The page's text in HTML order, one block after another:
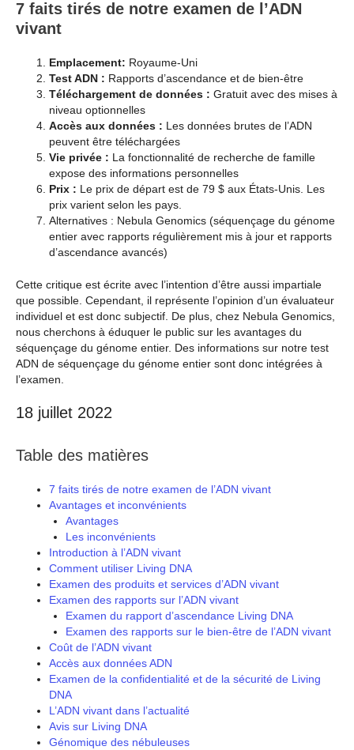
7 faits tirés de notre examen de l’ADN
vivant
Emplacement: Royaume-Uni
Test ADN : Rapports d’ascendance et de bien-être
Téléchargement de données : Gratuit avec des mises à
niveau optionnelles
Accès aux données : Les données brutes de l’ADN
peuvent être téléchargées
Vie privée : La fonctionnalité de recherche de famille
expose des informations personnelles
Prix : Le prix de départ est de 79 $ aux États-Unis. Les
prix varient selon les pays.
Alternatives : Nebula Genomics (séquençage du génome
entier avec rapports régulièrement mis à jour et rapports
d’ascendance avancés)
Cette critique est écrite avec l’intention d’être aussi impartiale
que possible. Cependant, il représente l’opinion d’un évaluateur
individuel et est donc subjectif. De plus, chez Nebula Genomics,
nous cherchons à éduquer le public sur les avantages du
séquençage du génome entier. Des informations sur notre test
ADN de séquençage du génome entier sont donc intégrées à
l’examen.
18 juillet 2022
Table des matières
7 faits tirés de notre examen de l’ADN vivant
Avantages et inconvénients
Avantages
Les inconvénients
Introduction à l’ADN vivant
Comment utiliser Living DNA
Examen des produits et services d’ADN vivant
Examen des rapports sur l’ADN vivant
Examen du rapport d’ascendance Living DNA
Examen des rapports sur le bien-être de l’ADN vivant
Coût de l’ADN vivant
Accès aux données ADN
Examen de la confidentialité et de la sécurité de Living
DNA
L’ADN vivant dans l’actualité
Avis sur Living DNA
Génomique des nébuleuses